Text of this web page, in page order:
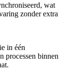
wat
zonder extra
in één
processen binnen